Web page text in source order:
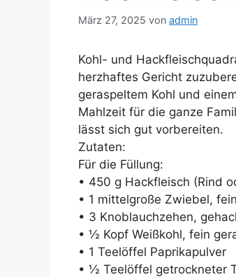
März 27, 2025 von admin
Kohl- und
herzhaftes Gericht
geraspeltem Kohl und
Mahlzeit für die ganze
lässt sich gut vorbereiten.
Zutaten:
Für die Füllung:
• 450 g Hackfleisch (Rind
• 1 mittelgroße Zwiebel,
• 3 Knoblauchzehen,
• ½ Kopf Weißkohl, fein
• 1 Teelöffel Paprikapulver
• ½ Teelöffel getrockneter